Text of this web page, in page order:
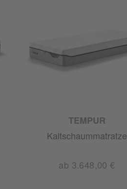
TEMPUR
Kaltschaummatratze
ab 3.648,00 €